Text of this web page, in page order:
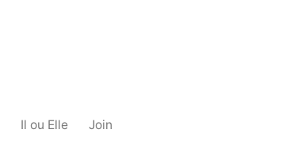
Il ou Elle
Join